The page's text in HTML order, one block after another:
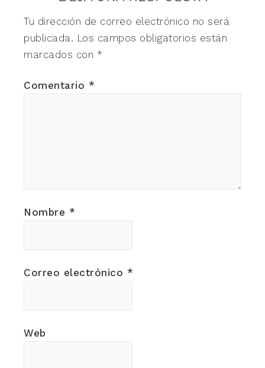
Tu dirección de correo electrónico no será
publicada. Los campos obligatorios están
marcados con *
Comentario *
Nombre *
Correo electrónico *
Web